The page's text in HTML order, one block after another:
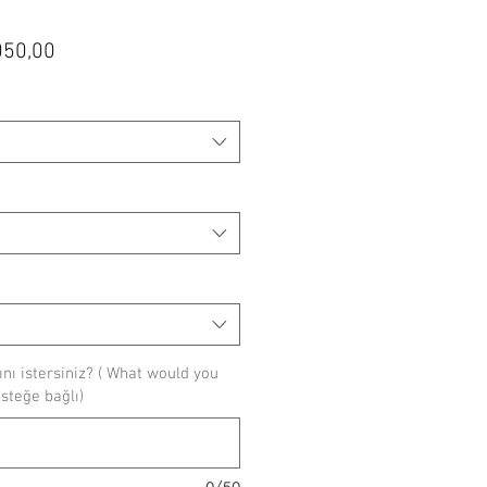
istersiniz? ( What would you
bağlı)